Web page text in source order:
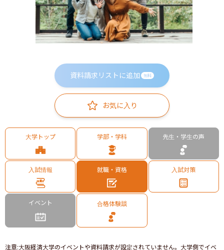
資料請求リストに追加 無料
お気に入り
大学トップ 学部・学科 先生・学生の声
入試情報 就職・資格 入試対策
イベント 合格体験談
注意:大阪経済大学のイベントや資料請求が設定されていません。大学側でイベ